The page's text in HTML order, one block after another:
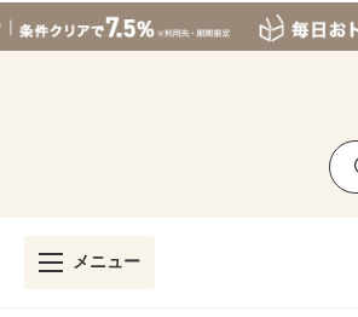
メニュー